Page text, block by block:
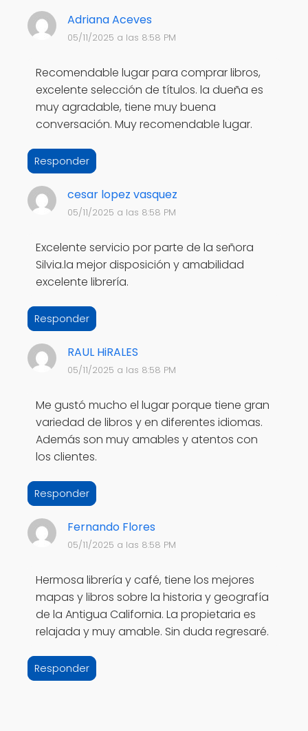
Adriana Aceves
05/11/2025 a las 8:58 PM
Recomendable lugar para comprar libros,
excelente selección de títulos. la dueña es
muy agradable, tiene muy buena
conversación. Muy recomendable lugar.
Responder
cesar lopez vasquez
05/11/2025 a las 8:58 PM
Excelente servicio por parte de la señora
Silvia.la mejor disposición y amabilidad
excelente librería.
Responder
RAUL HiRALES
05/11/2025 a las 8:58 PM
Me gustó mucho el lugar porque tiene gran
variedad de libros y en diferentes idiomas.
Además son muy amables y atentos con
los clientes.
Responder
Fernando Flores
05/11/2025 a las 8:58 PM
Hermosa librería y café, tiene los mejores
mapas y libros sobre la historia y geografía
de la Antigua California. La propietaria es
relajada y muy amable. Sin duda regresaré.
Responder